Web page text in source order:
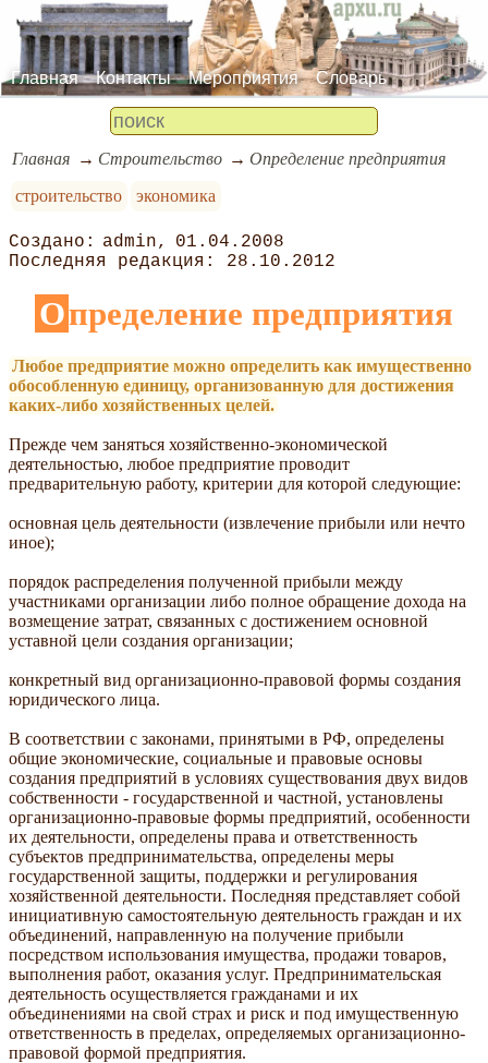
Главная Контакты Мероприятия Словарь
Главная Строительство
Определение предприятия
строительство
экономика
admin
01.04.2008
28.10.2012
Определение предприятия
Любое предприятие можно определить как имущественно
обособленную единицу, организованную для достижения
каких-либо хозяйственных целей.
Прежде чем заняться хозяйственно-экономической
деятельностью, любое предприятие проводит
предварительную работу, критерии для которой следующие:
основная цель деятельности (извлечение прибыли или нечто
иное);
порядок распределения полученной прибыли между
участниками организации либо полное обращение дохода на
возмещение затрат, связанных с достижением основной
уставной цели создания организации;
конкретный вид организационно-правовой формы создания
юридического лица.
В соответствии с законами, принятыми в РФ, определены
общие экономические, социальные и правовые основы
создания предприятий в условиях существования двух видов
собственности - государственной и частной, установлены
организационно-правовые формы предприятий, особенности
их деятельности, определены права и ответственность
субъектов предпринимательства, определены меры
государственной защиты, поддержки и регулирования
хозяйственной деятельности. Последняя представляет собой
инициативную самостоятельную деятельность граждан и их
объединений, направленную на получение прибыли
посредством использования имущества, продажи товаров,
выполнения работ, оказания услуг. Предпринимательская
деятельность осуществляется гражданами и их
объединениями на свой страх и риск и под имущественную
ответственность в пределах, определяемых организационно-
правовой формой предприятия.